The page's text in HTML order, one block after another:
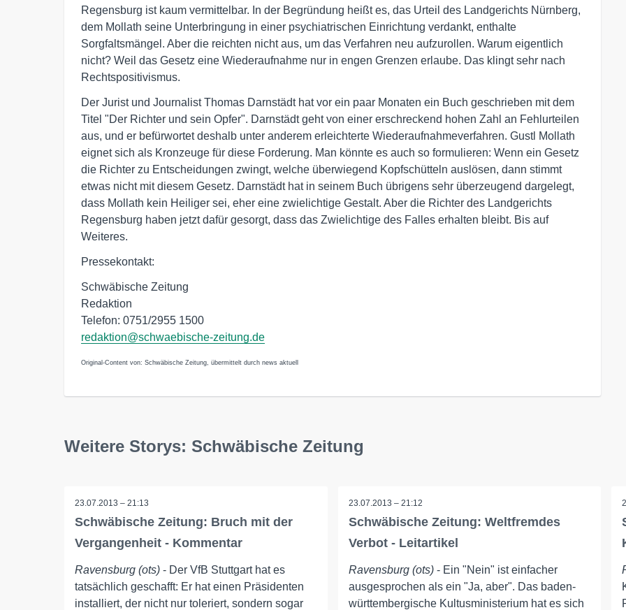
Regensburg ist kaum vermittelbar. In der Begründung heißt es, das Urteil des Landgerichts Nürnberg,
dem Mollath seine Unterbringung in einer psychiatrischen Einrichtung verdankt, enthalte
Sorgfaltsmängel. Aber die reichten nicht aus, um das Verfahren neu aufzurollen. Warum eigentlich
nicht? Weil das Gesetz eine Wiederaufnahme nur in engen Grenzen erlaube. Das klingt sehr nach
Rechtspositivismus.
Der Jurist und Journalist Thomas Darnstädt hat vor ein paar Monaten ein Buch geschrieben mit dem
Titel "Der Richter und sein Opfer". Darnstädt geht von einer erschreckend hohen Zahl an Fehlurteilen
aus, und er befürwortet deshalb unter anderem erleichterte Wiederaufnahmeverfahren. Gustl Mollath
eignet sich als Kronzeuge für diese Forderung. Man könnte es auch so formulieren: Wenn ein Gesetz
die Richter zu Entscheidungen zwingt, welche überwiegend Kopfschütteln auslösen, dann stimmt
etwas nicht mit diesem Gesetz. Darnstädt hat in seinem Buch übrigens sehr überzeugend dargelegt,
dass Mollath kein Heiliger sei, eher eine zwielichtige Gestalt. Aber die Richter des Landgerichts
Regensburg haben jetzt dafür gesorgt, dass das Zwielichtige des Falles erhalten bleibt. Bis auf
Weiteres.
Pressekontakt:
Schwäbische Zeitung
Redaktion
Telefon: 0751/2955 1500
redaktion@schwaebische-zeitung.de
Original-Content von: Schwäbische Zeitung, übermittelt durch news aktuell
Weitere Storys: Schwäbische Zeitung
23.07.2013 – 21:13
Schwäbische Zeitung: Bruch mit der
Vergangenheit - Kommentar
Ravensburg (ots) - Der VfB Stuttgart hat es
tatsächlich geschafft: Er hat einen Präsidenten
installiert, der nicht nur toleriert, sondern sogar
23.07.2013 – 21:12
Schwäbische Zeitung: Weltfremdes
Verbot - Leitartikel
Ravensburg (ots)- Ein "Nein" ist einfacher
ausgesprochen als ein "Ja, aber". Das baden-
württembergische Kultusministerium hat es sich